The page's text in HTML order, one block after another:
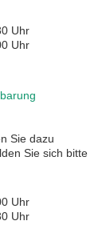
Uhr
Uhr
Sie dazu
Sie sich bitte
Uhr
Uhr